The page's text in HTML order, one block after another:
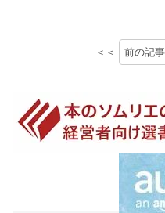
＜＜ 前の記事